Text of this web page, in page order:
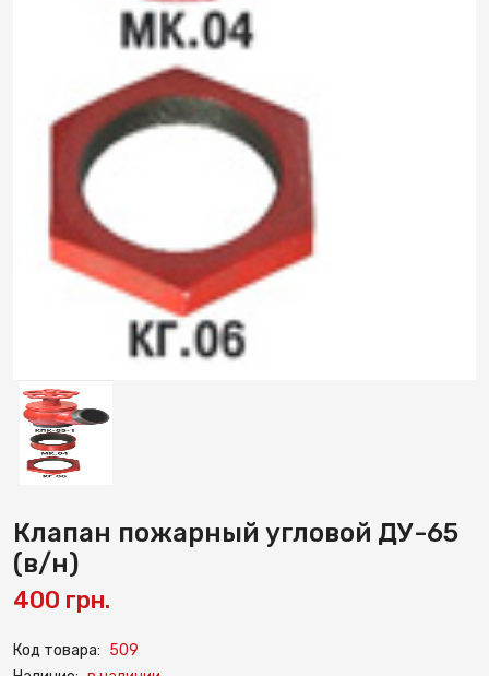
Клапан пожарный угловой ДУ-65
(в/н)
400 грн.
Код товара: 509